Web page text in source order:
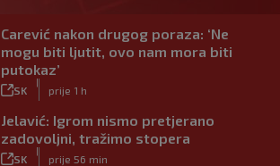
Carević nakon drugog poraza: ‘Ne
mogu biti ljutit, ovo nam mora biti
putokaz’
SK prije 1 h
Jelavić: Igrom nismo pretjerano
zadovoljni, tražimo stopera
SK prije 56 min